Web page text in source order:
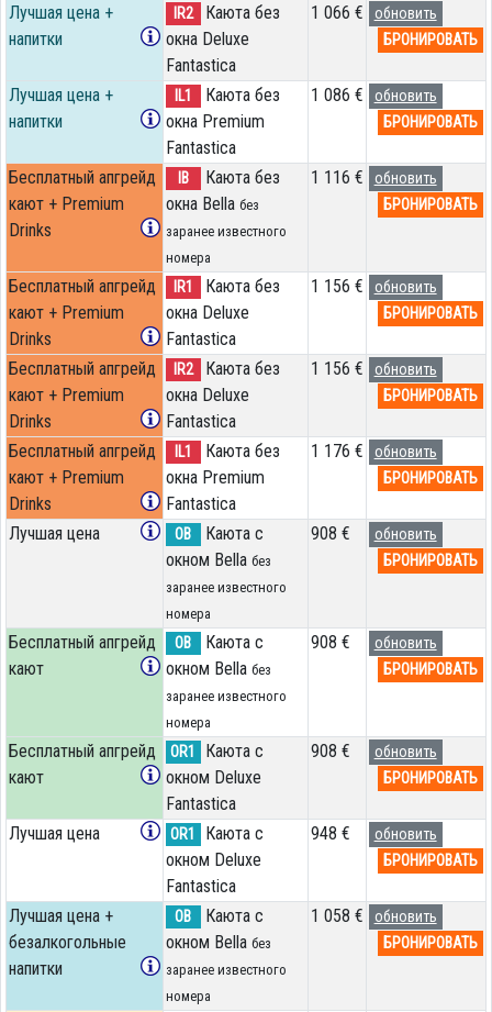
Лучшая цена +
напитки
IR2
Каюта без
окна Deluxe
Fantastica
1 066 €
обновить
БРОНИРОВАТЬ
Лучшая цена +
напитки
IL1
Каюта без
окна Premium
Fantastica
1 086 €
обновить
БРОНИРОВАТЬ
Бесплатный апгрейд
кают + Premium
Drinks
IB
Каюта без
окна Bella без
заранее известного
номера
1 116 €
обновить
БРОНИРОВАТЬ
Бесплатный апгрейд
кают + Premium
Drinks
IR1
Каюта без
окна Deluxe
Fantastica
1 156 €
обновить
БРОНИРОВАТЬ
Бесплатный апгрейд
кают + Premium
Drinks
IR2
Каюта без
окна Deluxe
Fantastica
1 156 €
обновить
БРОНИРОВАТЬ
Бесплатный апгрейд
кают + Premium
Drinks
IL1
Каюта без
окна Premium
Fantastica
1 176 €
обновить
БРОНИРОВАТЬ
Лучшая цена OB
Каюта с
окном Bella без
заранее известного
номера
908 €
обновить
БРОНИРОВАТЬ
Бесплатный апгрейд
кают
OB
Каюта с
окном Bella без
заранее известного
номера
908 €
обновить
БРОНИРОВАТЬ
Бесплатный апгрейд
кают
OR1
Каюта с
окном Deluxe
Fantastica
908 €
обновить
БРОНИРОВАТЬ
Лучшая цена OR1
Каюта с
окном Deluxe
Fantastica
948 €
обновить
БРОНИРОВАТЬ
Лучшая цена +
безалкогольные
напитки
OB
Каюта с
окном Bella без
заранее известного
номера
1 058 €
обновить
БРОНИРОВАТЬ